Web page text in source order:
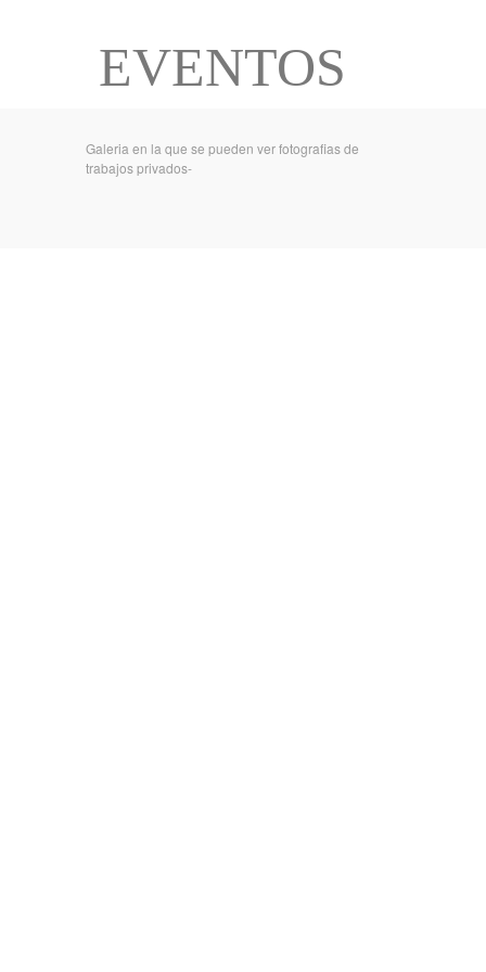
EVENTOS
Galeria en la que se pueden ver fotografias de
trabajos privados-